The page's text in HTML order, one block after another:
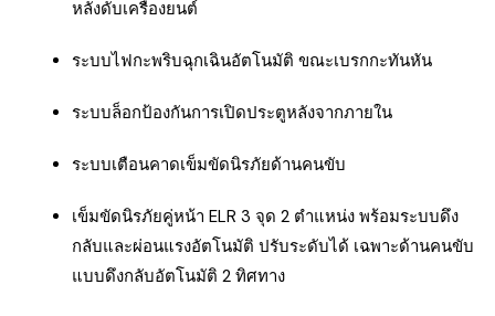
หลังดับเครื่องยนต์
ระบบไฟกะพริบฉุกเฉินอัตโนมัติ ขณะเบรกกะทันหัน
ระบบล็อกป้องกันการเปิดประตูหลังจากภายใน
ระบบเตือนคาดเข็มขัดนิรภัยด้านคนขับ
เข็มขัดนิรภัยคู่หน้า ELR 3 จุด 2 ตำแหน่ง พร้อมระบบดึง
กลับและผ่อนแรงอัตโนมัติ ปรับระดับได้ เฉพาะด้านคนขับ
แบบดึงกลับอัตโนมัติ 2 ทิศทาง